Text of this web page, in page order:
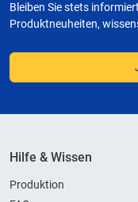
Bleiben Sie stets
Produktneuheiten,
Hilfe & Wissen
Produktion